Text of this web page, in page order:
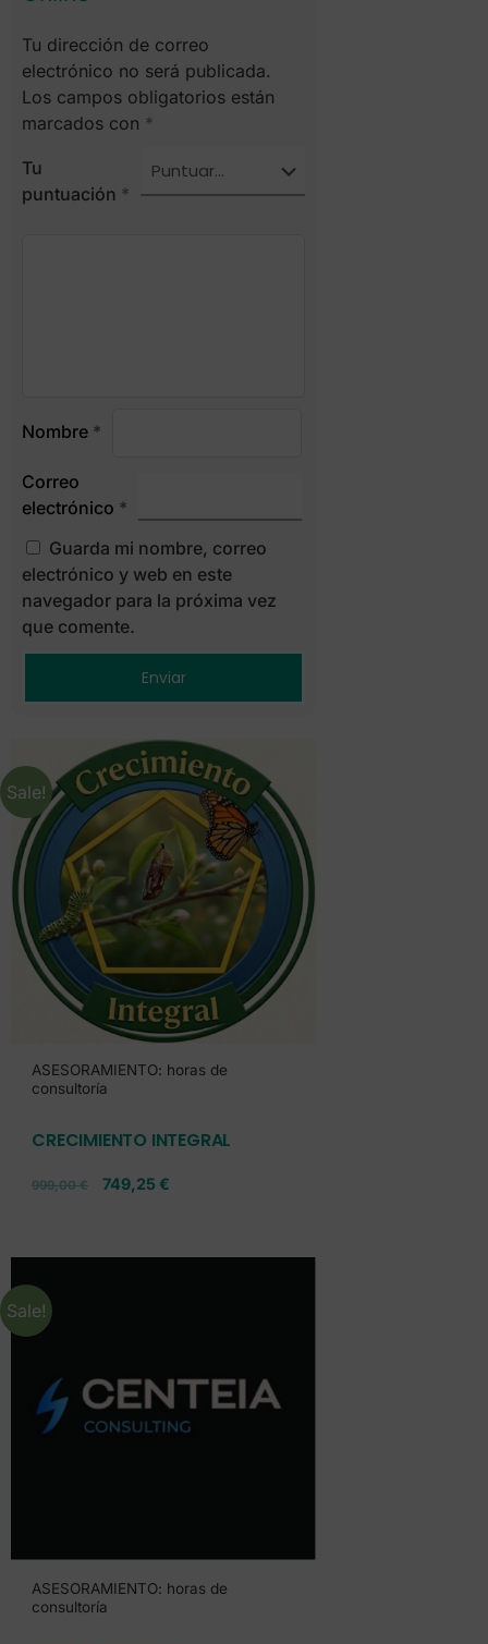
Tu dirección de correo
electrónico no será publicada.
Los campos obligatorios están
marcados con *
Tu
puntuación *
Nombre *
Correo
electrónico *
Guarda mi nombre, correo
electrónico y web en este
navegador para la próxima vez
que comente.
Sale!
ASESORAMIENTO: horas de
consultoría
CRECIMIENTO INTEGRAL
999,00€ 749,25 €
Sale!
ASESORAMIENTO: horas de
consultoría